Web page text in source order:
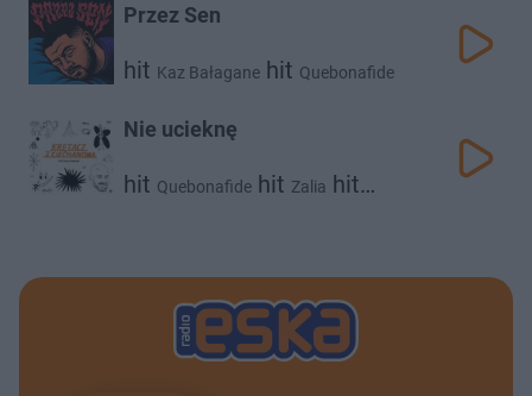
Przez Sen
hit Kaz Bałagane hit Quebonafide
Nie ucieknę
hit Quebonafide hit Zalia hit